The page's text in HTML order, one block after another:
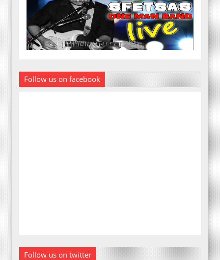
Follow us on facebook
Follow us on twitter